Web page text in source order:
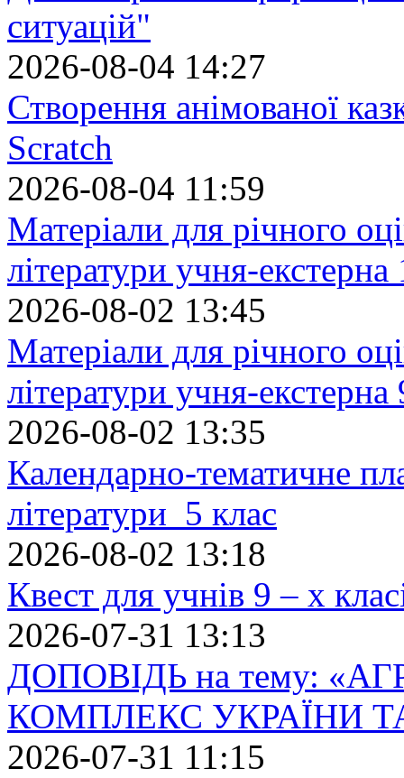
ситуацій"
2026-08-04 14:27
Створення анімованої
Scratch
2026-08-04 11:59
Матеріали для річного
літератури учня-екстерна
2026-08-02 13:45
Матеріали для річного
літератури учня-екстерна
2026-08-02 13:35
Календарно-тематичне
літератури 5 клас
2026-08-02 13:18
Квест для учнів 9 – х
2026-07-31 13:13
ДОПОВІДЬ на тему:
КОМПЛЕКС УКРАЇНИ
2026-07-31 11:15